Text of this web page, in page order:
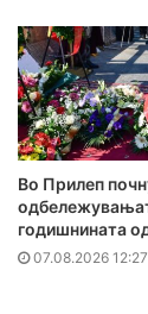
Во Прилеп
годишнината
07.08.2026 12:27